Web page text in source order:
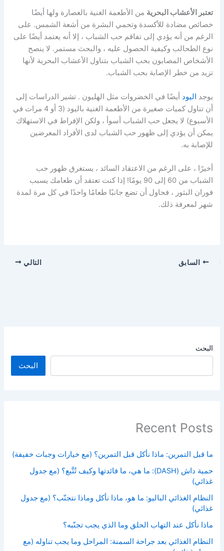
البحث
البحث
Recent Posts
ما قبل التمرين: ماذا نأكل قبل التمرين؟ (مع خيارات وجبات خفيفة)
حمية داش (DASH): ما هي، ما فائدتها وكيف تُتَّبع؟ (مع جدول
غذائي)
النظام الغذائي الباليو: ما هو، ماذا نأكل وماذا نتجنّب؟ (مع جدول
غذائي)
ماذا نأكل عند التهاب الحلق وما الذي يجب تجنّبه؟
النظام الغذائي بعد جراحة السمنة: المراحل وما يجب تناوله (مع
تعتبر الأعشاب البحرية من الأطعمة الغنية بالعصارة ولها أيضًا
خصائص مضادة للأكسدة وتحمي البشرة من أشعة الشمس. على
الرغم من أنه يؤدي إلى تفاقم حب الشباب ، إلا أنه يعتمد أيضًا على
نوع الطحالب وكيفية الحصول عليه ، والبحث مستمر. لا ينصح
الأشخاص المصابون بحب الشباب بتناول الأعشاب البحرية لأنها
تزيد من خطر الإصابة بحب الشباب.
يوجد اليود أيضًا في الخضروات مثل الهليون . تشير الدراسات إلى
أن تناول كميات صغيرة من الأطعمة الغنية باليود (3 أو 4 مرات في
الأسبوع) لا يجعل حب الشباب أسوأ ، ولكن الإفراط في الاستهلاك
يمكن أن يؤدي إلى ظهور حب الشباب لدى الأفراد المعرضين
للإصابة به.
أخيرًا ، على الرغم من الاعتقاد السائد ، يستغرق ظهور حب
الشباب من 60 إلى 90 يومًا! إذا كنت تعتقد أن طعامك يسبب
فوران البثور ، فحاول أن تضع جانبًا طعامًا واحدًا في كل مرة لمدة
شهر لمعرفة ذلك.
السابق التالي